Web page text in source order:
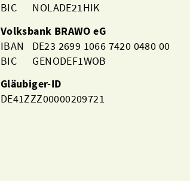
BIC NOLADE21HIK
Volksbank BRAWO eG
IBAN DE23 2699 1066 7420 0480 00
BIC GENODEF1WOB
Gläubiger-ID
DE41ZZZ00000209721